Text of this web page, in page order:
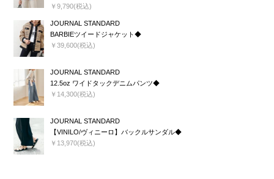
￥9,790(税込)
JOURNAL STANDARD
BARBIEツイードジャケット◆
￥39,600(税込)
JOURNAL STANDARD
12.5oz ワイドタックデニムパンツ◆
￥14,300(税込)
JOURNAL STANDARD
【VINILO/ヴィニーロ】バックルサンダル◆
￥13,970(税込)